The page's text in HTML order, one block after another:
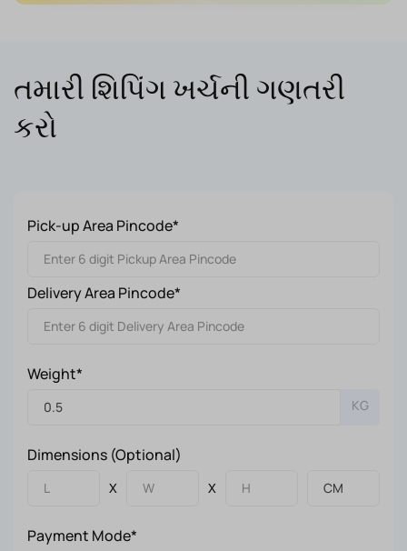
તમારી શિપિંગ ખર્ચની ગણતરી
કરો
Pick-up Area Pincode*
Delivery Area Pincode*
Weight*
KG
Dimensions (Optional)
X X
Payment Mode*